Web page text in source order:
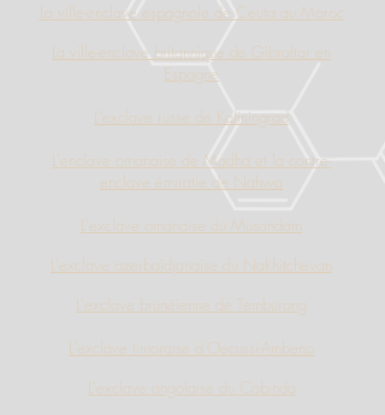
La ville-enclave espagnole de Ceuta au Maroc
La ville-enclave britannique de Gibraltar en
Espagne
L'exclave russe de Kaliningrad
L'enclave omanaise de Madha et la contre-
enclave émiratie de Nahwa
L'exclave omanaise du Musandam
L'exclave
azerbaïdjanaise du
Nakhitchevan
L'exclave brunéienne de Temburong
L'
exclave timoraise d'Oecussi-Ambeno
L'exclave angolaise du Cabinda